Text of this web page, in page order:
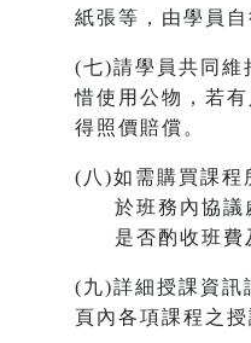
紙張等，由學員自
(七)請學員共同維
惜使用公物，若
得照價賠償。
( 八)如需購買課程
於班務內協議
是否酌收班費
(九)詳細授課資訊
頁內各項課程之授